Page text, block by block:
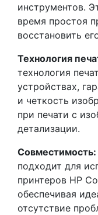
инструментов.
время простоя
восстановить
Технология
технология
устройствах,
и четкость
при печати с
детализации.
Совместимость:
подходит для
принтеров HP
обеспечивая
отсутствие